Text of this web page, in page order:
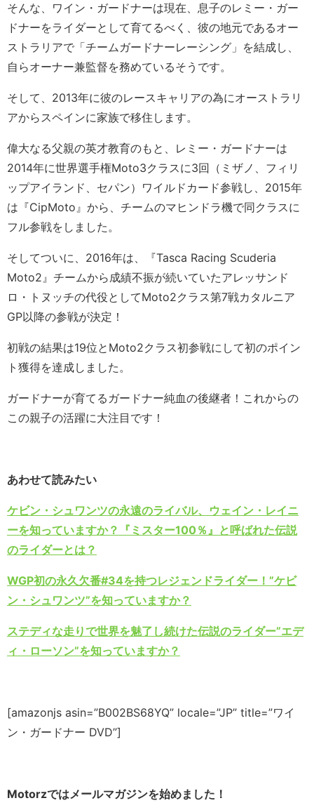
そんな、ワイン・ガードナーは現在、息子のレミー・ガー
ドナーをライダーとして育てるべく、彼の地元であるオー
ストラリアで「チームガードナーレーシング」を結成し、
自らオーナー兼監督を務めているそうです。
そして、2013年に彼のレースキャリアの為にオーストラリ
アからスペインに家族で移住します。
偉大なる父親の英才教育のもと、レミー・ガードナーは
2014年に世界選手権Moto3クラスに3回（ミザノ、フィリ
ップアイランド、セパン）ワイルドカード参戦し、2015年
は『CipMoto』から、チームのマヒンドラ機で同クラスに
フル参戦をしました。
そしてついに、2016年は、『Tasca Racing Scuderia
Moto2』チームから成績不振が続いていたアレッサンド
ロ・トヌッチの代役としてMoto2クラス第7戦カタルニア
GP以降の参戦が決定！
初戦の結果は19位とMoto2クラス初参戦にして初のポイン
ト獲得を達成しました。
ガードナーが育てるガードナー純血の後継者！これからの
この親子の活躍に大注目です！
あわせて読みたい
ケビン・シュワンツの永遠のライバル、ウェイン・レイニ
ーを知っていますか？『ミスター100％』と呼ばれた伝説
のライダーとは？
WGP初の永久欠番#34を持つレジェンドライダー！”ケビ
ン・シュワンツ”を知っていますか？
ステディな走りで世界を魅了し続けた伝説のライダー”エデ
ィ・ローソン”を知っていますか？
[amazonjs asin=”B002BS68YQ” locale=”JP” title=”ワイ
ン・ガードナー DVD”]
Motorzではメールマガジンを始めました！